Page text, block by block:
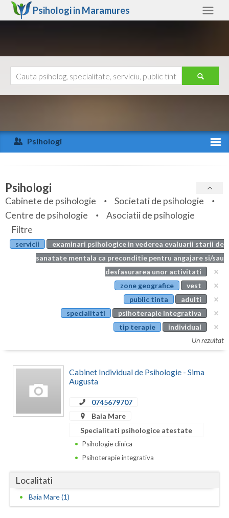
Psihologi in Maramures
Arad
Arges
Bihor
Bistrita-Nasaud
Botosani
Constanta
Covasna
Galati
Giurgiu
Ajutor
Psihologi
Specialitati
Servicii
Articole
Evenimente
Psihologi
Cabinete de psihologie
Societati de psihologie
Centre de psihologie
Asociatii de psihologie
Filtre
servicii
examinari psihologice in vederea evaluarii starii de
sanatate mentala ca preconditie pentru angajare si/sau
desfasurarea unor activitati
zone geografice
vest
public tinta
adulti
specialitati
psihoterapie integrativa
tip terapie
individual
Un rezultat
Cabinet Individual de Psihologie - Sima
Augusta
0745679707
Baia Mare
Specialitati psihologice atestate
Psihologie clinica
Psihoterapie integrativa
Localitati
Baia Mare (1)